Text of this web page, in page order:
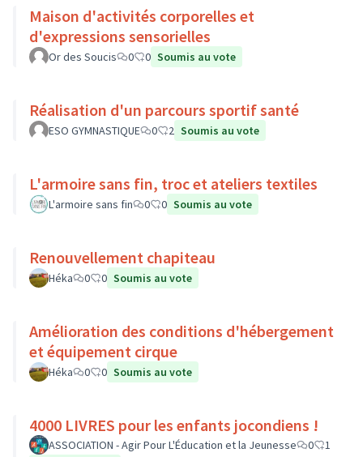
Maison d'activités corporelles et
d'expressions sensorielles
Or des Soucis 0 0 Soumis au vote
Réalisation d'un parcours sportif santé
ESO GYMNASTIQUE 0 2 Soumis au vote
L'armoire sans fin, troc et ateliers textiles
L'armoire sans fin 0 0 Soumis au vote
Renouvellement chapiteau
Héka 0 0 Soumis au vote
Amélioration des conditions d'hébergement
et équipement cirque
Héka 0 0 Soumis au vote
4000 LIVRES pour les enfants jocondiens !
ASSOCIATION - Agir Pour L'Éducation et la Jeunesse 0
1